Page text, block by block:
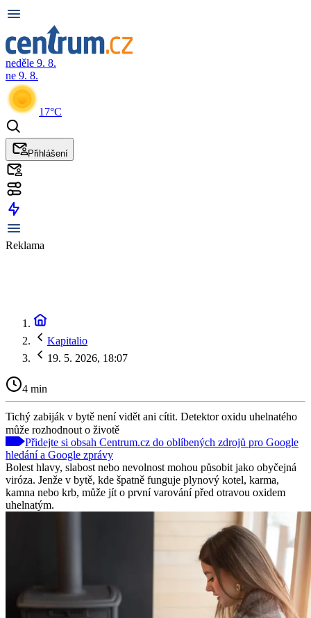
neděle 9. 8.
ne 9. 8.
17°C
Přihlášení
Reklama
Kapitalio
19. 5. 2026, 18:07
4 min
Tichý zabiják v bytě není vidět ani cítit. Detektor oxidu uhelnatého
může rozhodnout o životě
Přidejte si obsah Centrum.cz do oblíbených zdrojů pro Google
hledání a Google zprávy
Bolest hlavy, slabost nebo nevolnost mohou působit jako obyčejná
viróza. Jenže v bytě, kde špatně funguje plynový kotel, karma,
kamna nebo krb, může jít o první varování před otravou oxidem
uhelnatým.